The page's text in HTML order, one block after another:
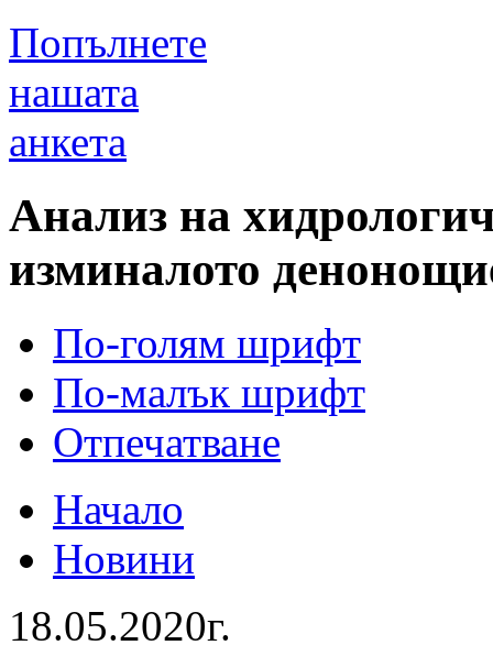
Попълнете
нашата
анкета
Анализ на
изминалото
По-голям шрифт
По-малък шрифт
Отпечатване
Начало
Новини
18.05.2020г.